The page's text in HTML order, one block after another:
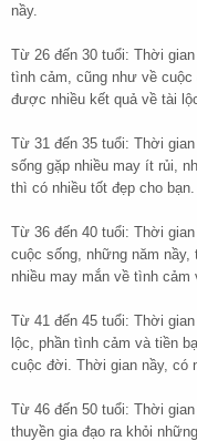
nầy.
Từ 26 đến 30 tuổi: Thời
tình cảm, cũng như về
được nhiều kết quả về tài
Từ 31 đến 35 tuổi: Thời
sống gặp nhiều may ít rủi,
thì có nhiều tốt đẹp cho bạn.
Từ 36 đến 40 tuổi: Thời
cuộc sống, những năm
nhiều may mắn về tình cảm
Từ 41 đến 45 tuổi: Thời
lộc, phần tình cảm và tiền
cuộc đời. Thời gian nầy, có
Từ 46 đến 50 tuổi: Thời
thuyền gia đạo ra khỏi